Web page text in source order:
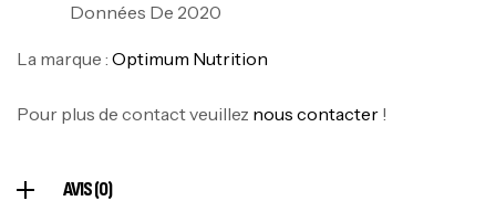
Données De 2020
La marque : Optimum Nutrition
Pour plus de contact veuillez nous contacter !
AVIS (0)
100% Pure Whey – 2,27kg – BIOTECHUSA